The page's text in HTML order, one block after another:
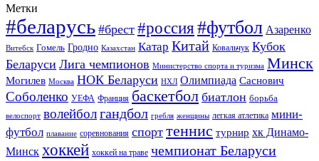
Метки
#беларусь #брест #россия#футбол Азаренко
Витебск Гомель Гродно Казахстан Катар Китай Ковальчук Кубок
Беларуси Лига чемпионов Министерство спорта и туризма Минск
Могилев Москва НОК Беларуси НХЛ Олимпиада Саснович
Соболенко УЕФА Франция баскетбол биатлон борьба
велоспорт волейболгандбол гребля женщины легкая атлетика мини-
футбол плавание соревнования спорт теннис турнир хк Динамо-
Минск хоккей хоккей на траве чемпионат Беларуси